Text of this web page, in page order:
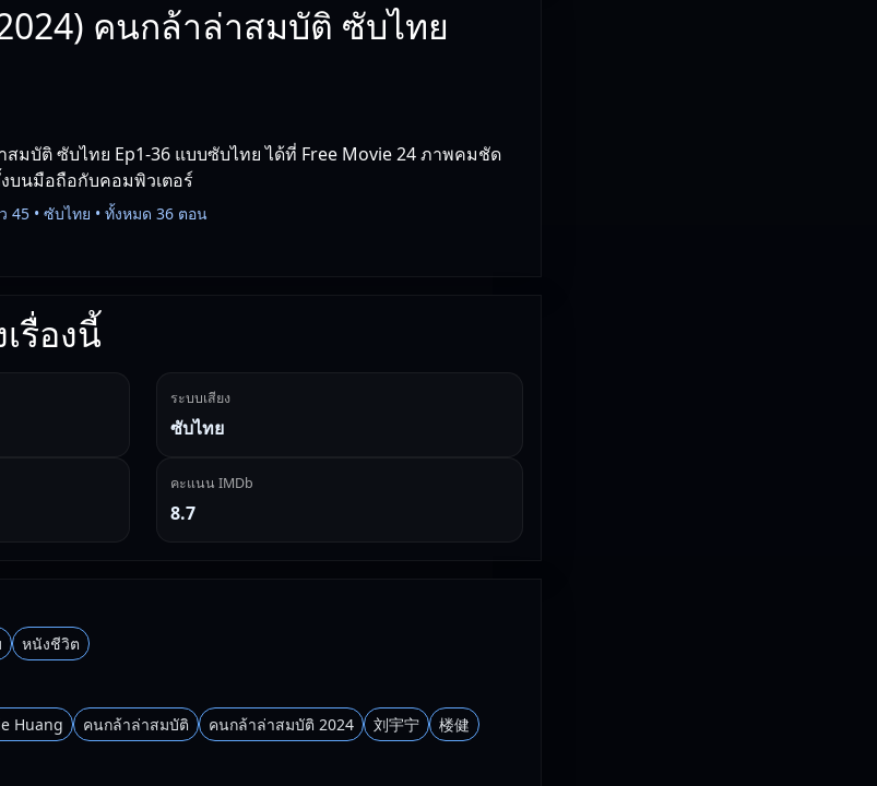
คนกล้าล่าสมบัติ ซับไทย
มบัติ ซับไทย Ep1-36 แบบซับไทย ได้ที่ Free Movie 24 ภาพคมชัด
บนมือถือกับคอมพิวเตอร์
45 • ซับไทย • ทั้งหมด 36 ตอน
รื่องนี้
ระบบเสียง
ซับไทย
คะแนน IMDb
8.7
หนังชีวิต
Huang คนกล้าล่าสมบัติ คนกล้าล่าสมบัติ 2024 刘宇宁
楼健